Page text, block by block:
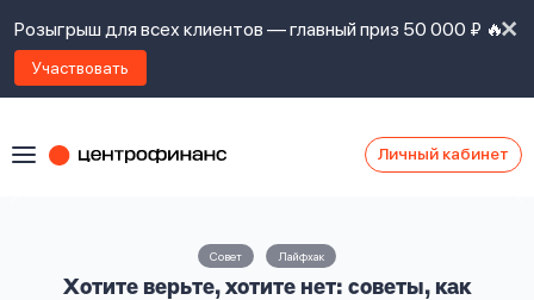
Розыгрыш для всех клиентов — главный приз 50 000 ₽ 🔥
Участвовать
Личный кабинет
Совет Лайфхак
Хотите верьте, хотите нет: советы, как
Наши с